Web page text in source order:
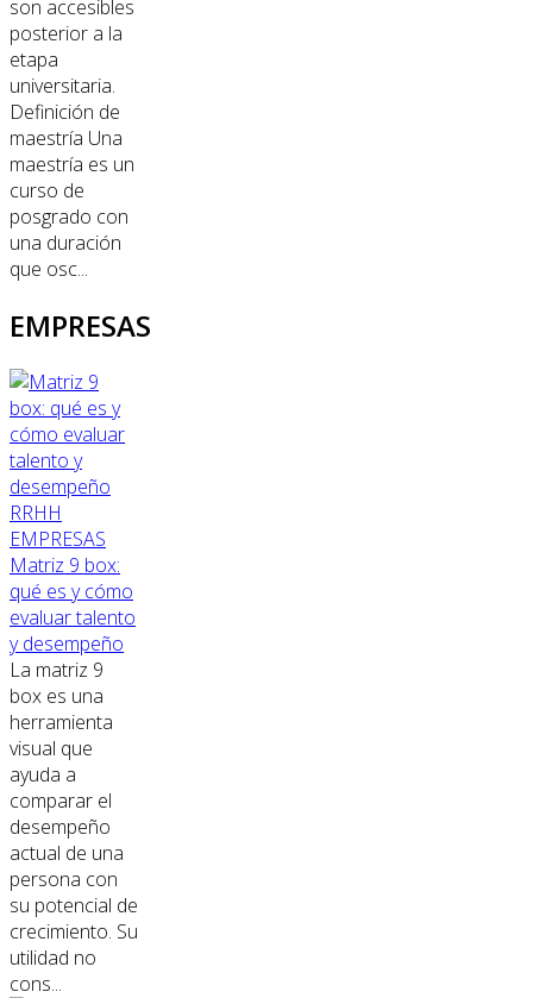
son accesibles
posterior a la
etapa
universitaria.
Definición de
maestría Una
maestría es un
curso de
posgrado con
una duración
que osc...
EMPRESAS
RRHH
EMPRESAS
Matriz 9 box:
qué es y cómo
evaluar talento
y desempeño
La matriz 9
box es una
herramienta
visual que
ayuda a
comparar el
desempeño
actual de una
persona con
su potencial de
crecimiento. Su
utilidad no
cons...